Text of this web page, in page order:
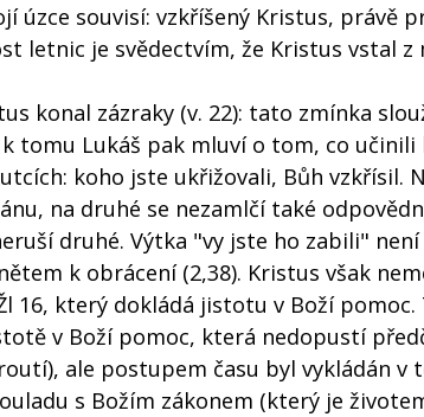
úzce souvisí: vzkříšený Kristus, právě
letnic je svědectvím, že Kristus vstal z
konal zázraky (v. 22): tato zmínka
tomu Lukáš pak mluví o tom, co
koho jste ukřižovali, Bůh vzkřísil.
na druhé se nezamlčí také
druhé. Výtka "vy jste ho zabili"
k obrácení (2,38). Kristus však
16, který dokládá jistotu v Boží
v Boží pomoc, která nedopustí
ale postupem času byl vykládán v
s Božím zákonem (který je